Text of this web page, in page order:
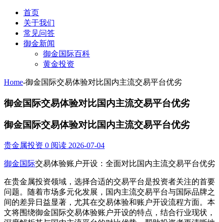
首页
关于我们
常见问答
御金新闻
御金国际百科
黄金投资
Home-御金国际交易体验对比国内主流交易平台优劣
御金国际交易体验对比国内主流交易平台优劣
御金国际交易体验对比国内主流交易平台优劣
贵金属投资 0 阅读 2026-07-04
御金国际交易体验账户开设：全面对比国内主流交易平台优劣
在贵金属投资领域，选择合适的交易平台是投资者关注的首要
问题。随着市场多元化发展，国内主流交易平台与国际品牌之
间的差异日益显著，尤其在交易体验和账户开设流程方面。本
文将围绕御金国际交易体验账户开设的特点，结合行业现状，